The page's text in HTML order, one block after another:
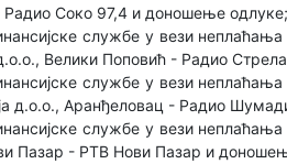
Радио Соко 97,4 и доношење одлуке;
службе у вези
Велики Поповић - Радио
службе у вези
д.о.о., Аранђеловац - Радио
службе у вези
Пазар - РТВ Нови Пазар и